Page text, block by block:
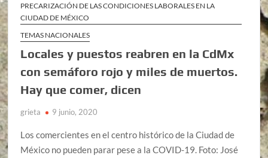
PRECARIZACIÓN DE LAS CONDICIONES LABORALES EN LA
CIUDAD DE MÉXICO
TEMAS NACIONALES
Locales y puestos reabren en la CdMx
con semáforo rojo y miles de muertos.
Hay que comer, dicen
grieta 9 junio, 2020
Los comercientes en el centro histórico de la Ciudad de
México no pueden parar pese a la COVID-19. Foto: José